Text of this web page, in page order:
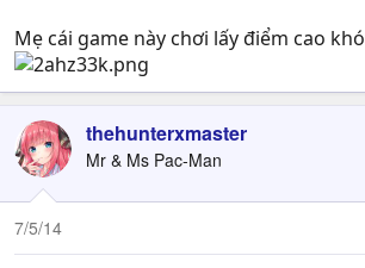
Mẹ cái game này chơi lấy điểm cao
thehunterxmaster
Mr & Ms Pac-Man
7/5/14